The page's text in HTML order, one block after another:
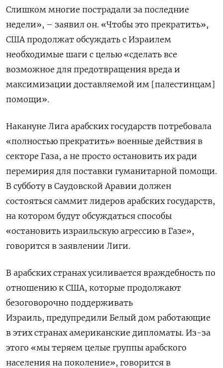
Слишком многие пострадали за последние
недели», – заявил он. «Чтобы это прекратить»,
США продолжат обсуждать с Израилем
необходимые шаги с целью «сделать все
возможное для предотвращения вреда и
максимизации доставляемой им [палестинцам]
помощи».
Накануне Лига арабских государств потребовала
«полностью прекратить» военные действия в
секторе Газа, а не просто остановить их ради
перемирия для поставки гуманитарной помощи.
В субботу в Саудовской Аравии должен
состояться саммит лидеров арабских государств,
на котором будут обсуждаться способы
«остановить израильскую агрессию в Газе»,
говорится в заявлении Лиги.
В арабских странах усиливается враждебность по
отношению к США, которые продолжают
безоговорочно поддерживать
Израиль, предупредили Белый дом работающие
в этих странах американские дипломаты. Из-за
этого «мы теряем целые группы арабского
населения на поколение», говорится в